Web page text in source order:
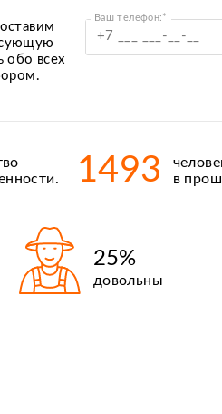
обо всех
Ваш телефон:*
1493
в
25%
довольны